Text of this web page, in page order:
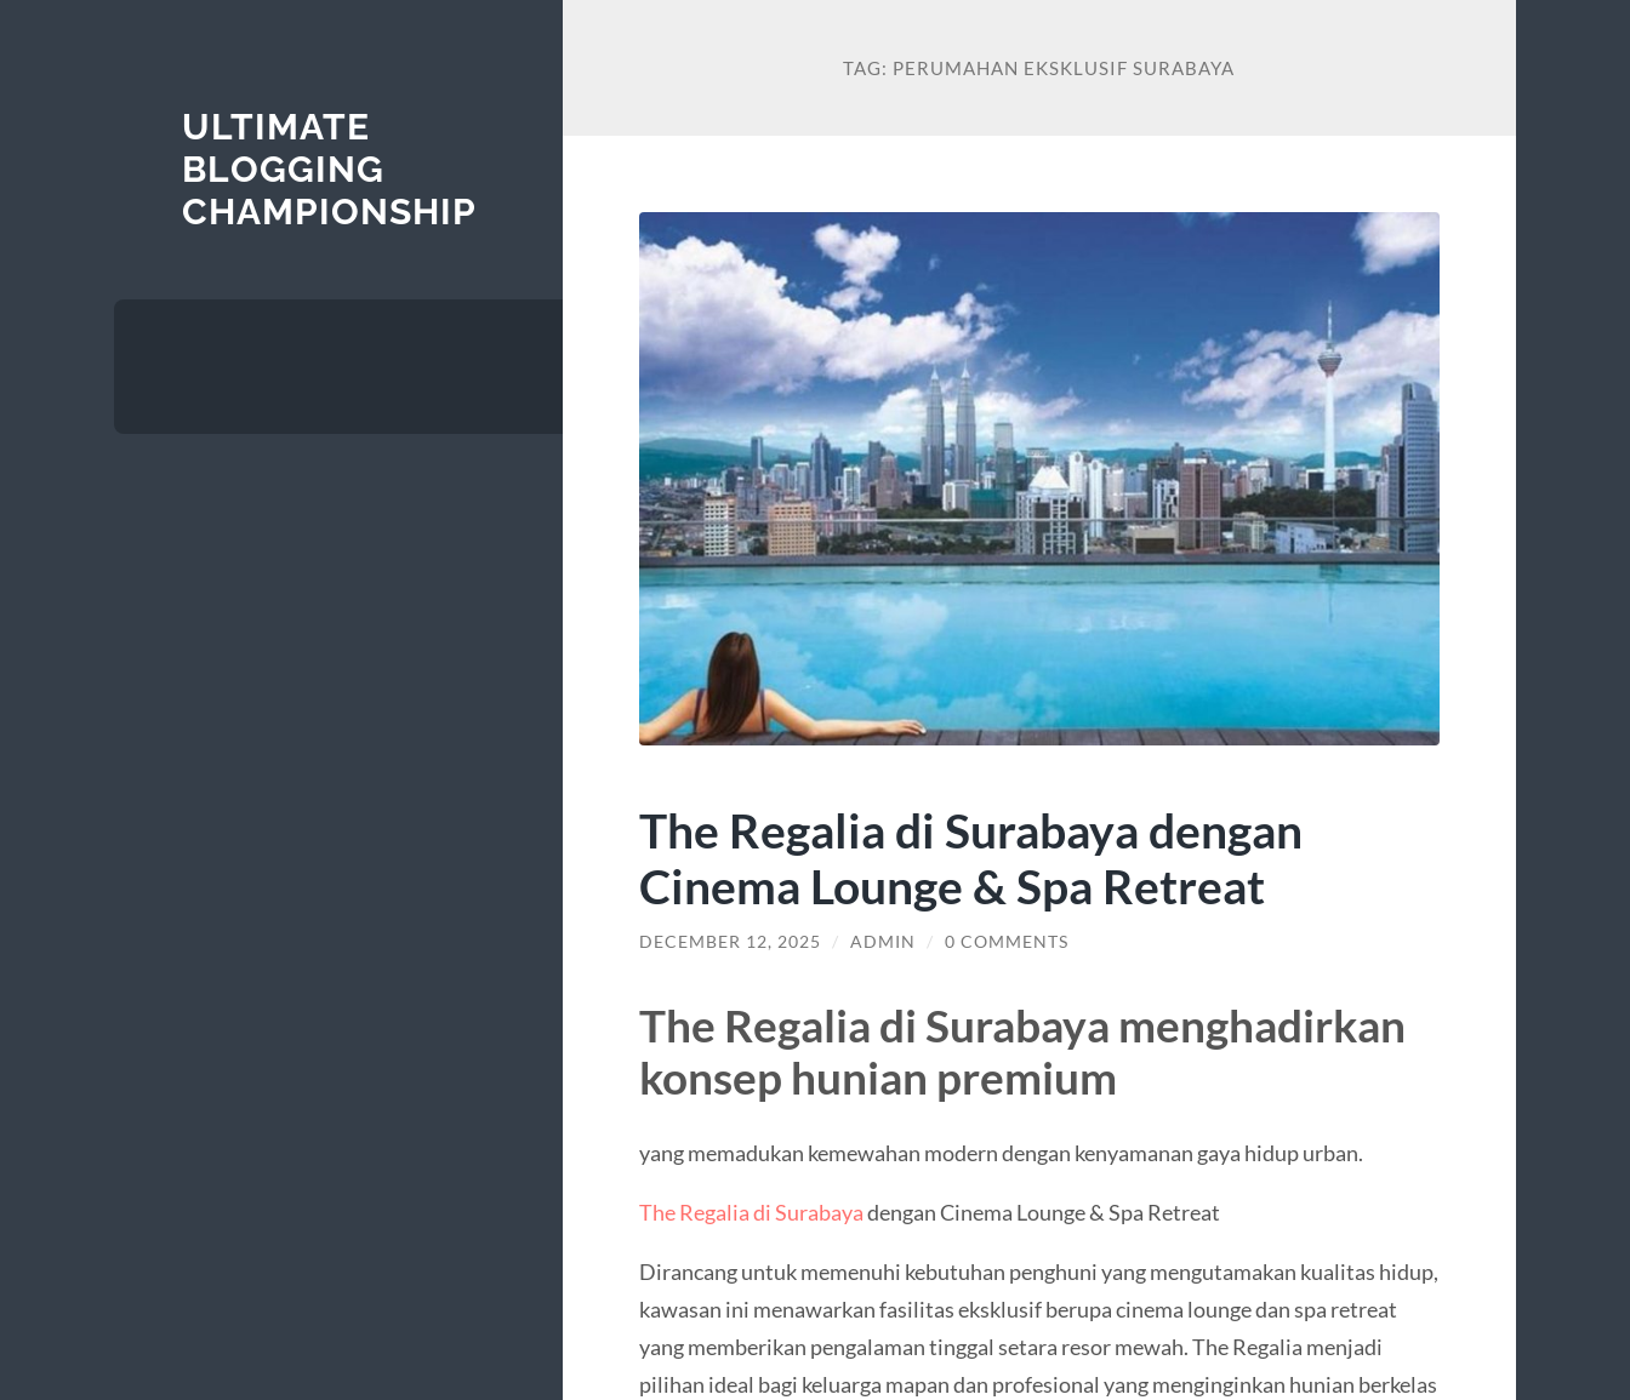
ULTIMATE
BLOGGING
CHAMPIONSHIP
TAG: PERUMAHAN EKSKLUSIF SURABAYA
The Regalia di Surabaya dengan
Cinema Lounge & Spa Retreat
DECEMBER 12, 2025 / ADMIN / 0 COMMENTS
The Regalia di Surabaya menghadirkan
konsep hunian premium
yang memadukan kemewahan modern dengan kenyamanan gaya hidup urban.
The Regalia di Surabayadengan Cinema Lounge & Spa Retreat
Dirancang untuk memenuhi kebutuhan penghuni yang mengutamakan kualitas hidup,
kawasan ini menawarkan fasilitas eksklusif berupa cinema lounge dan spa retreat
yang memberikan pengalaman tinggal setara resor mewah. The Regalia menjadi
pilihan ideal bagi keluarga mapan dan profesional yang menginginkan hunian berkelas